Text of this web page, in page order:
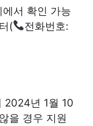
서 확인 가능
(
전화번호:
2024년 1월 10
을 경우 지원